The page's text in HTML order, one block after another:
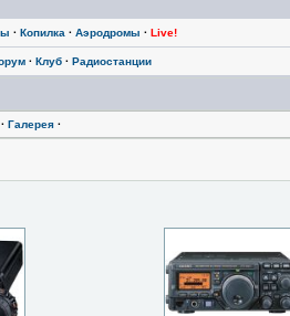
· Копилка · Аэродромы · Live!
· Клуб· Радиостанции
Галерея·